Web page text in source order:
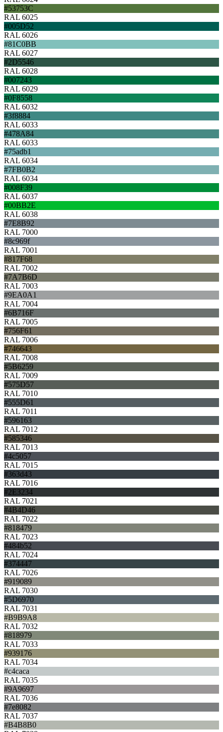
#53753C
RAL 6025
#005D52
RAL 6026
#81C0BB
RAL 6027
#2D5546
RAL 6028
#007243
RAL 6029
#0F8558
RAL 6032
#3f8884
RAL 6033
#478A84
RAL 6033
#75adb1
RAL 6034
#7FB0B2
RAL 6034
#008F39
RAL 6037
#00BB2E
RAL 6038
#7E8B92
RAL 7000
#8c969f
RAL 7001
#817F68
RAL 7002
#7A7B6D
RAL 7003
#9EA0A1
RAL 7004
#6B716F
RAL 7005
#756F61
RAL 7006
#746643
RAL 7008
#5B6259
RAL 7009
#575D57
RAL 7010
#555D61
RAL 7011
#596163
RAL 7012
#585346
RAL 7013
#4c5057
RAL 7015
#363d43
RAL 7016
#2E3234
RAL 7021
#4B4D46
RAL 7022
#818479
RAL 7023
#484b52
RAL 7024
#374447
RAL 7026
#919089
RAL 7030
#5D6970
RAL 7031
#B9B9A8
RAL 7032
#818979
RAL 7033
#939176
RAL 7034
#c4caca
RAL 7035
#9A9697
RAL 7036
#7e8082
RAL 7037
#B4B8B0